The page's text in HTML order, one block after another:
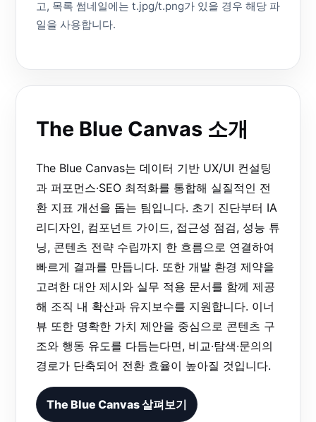
고, 목록 썸네일에는 t.jpg/t.png가 있을 경우 해당 파
일을 사용합니다.
The Blue Canvas 소개
The Blue Canvas는 데이터 기반 UX/UI 컨설팅
과 퍼포먼스·SEO 최적화를 통합해 실질적인 전
환 지표 개선을 돕는 팀입니다. 초기 진단부터 IA
리디자인, 컴포넌트 가이드, 접근성 점검, 성능 튜
닝, 콘텐츠 전략 수립까지 한 흐름으로 연결하여
빠르게 결과를 만듭니다. 또한 개발 환경 제약을
고려한 대안 제시와 실무 적용 문서를 함께 제공
해 조직 내 확산과 유지보수를 지원합니다. 이너
뷰 또한 명확한 가치 제안을 중심으로 콘텐츠 구
조와 행동 유도를 다듬는다면, 비교·탐색·문의의
경로가 단축되어 전환 효율이 높아질 것입니다.
The Blue Canvas 살펴보기